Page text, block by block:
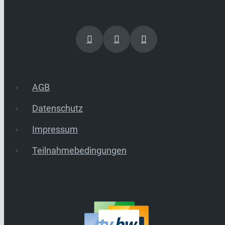
AGB
Datenschutz
Impressum
Teilnahmebedingungen